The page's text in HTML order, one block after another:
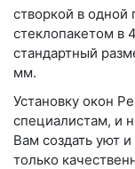
створкой в
стеклопакетом в
стандартный
мм.
Установку окон
специалистам, и
Вам создать уют
только